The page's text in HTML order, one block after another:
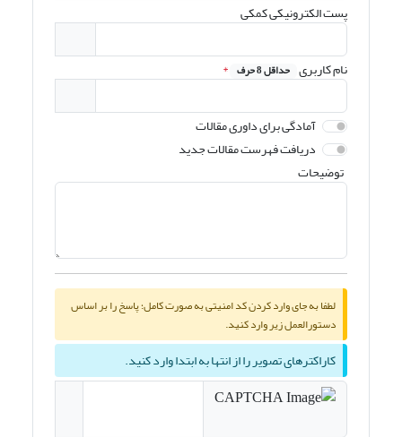
پست الکترونیکی کمکی
نام کاربری حداقل 8 حرف *
آمادگی برای داوری مقالات
دریافت فهرست مقالات جدید
توضیحات
لطفا به جای وارد کردن کد امنیتی به صورت کامل؛ پاسخ را بر اساس
دستورالعمل زیر وارد کنید.
کاراکترهای تصویر را از انتها به ابتدا وارد کنید.